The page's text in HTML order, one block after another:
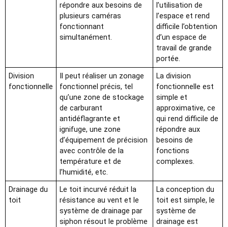
répondre aux besoins de
plusieurs caméras
fonctionnant
simultanément.
l’utilisation de
l’espace et rend
difficile l’obtention
d’un espace de
travail de grande
portée.
Division
fonctionnelle
Il peut réaliser un zonage
fonctionnel précis, tel
qu’une zone de stockage
de carburant
antidéflagrante et
ignifuge, une zone
d’équipement de précision
avec contrôle de la
température et de
l’humidité, etc.
La division
fonctionnelle est
simple et
approximative, ce
qui rend difficile de
répondre aux
besoins de
fonctions
complexes.
Drainage du
toit
Le toit incurvé réduit la
résistance au vent et le
système de drainage par
siphon résout le problème
La conception du
toit est simple, le
système de
drainage est